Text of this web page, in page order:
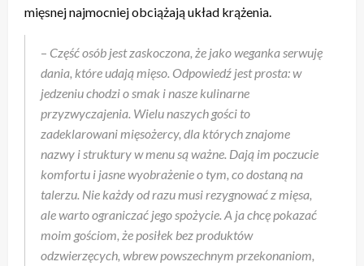
mięsnej najmocniej obciążają układ krążenia.
– Część osób jest zaskoczona, że jako weganka serwuję
dania, które udają mięso. Odpowiedź jest prosta: w
jedzeniu chodzi o smak i nasze kulinarne
przyzwyczajenia. Wielu naszych gości to
zadeklarowani mięsożercy, dla których znajome
nazwy i struktury w menu są ważne. Dają im poczucie
komfortu i jasne wyobrażenie o tym, co dostaną na
talerzu. Nie każdy od razu musi rezygnować z mięsa,
ale warto ograniczać jego spożycie. A ja chcę pokazać
moim gościom, że posiłek bez produktów
odzwierzęcych, wbrew powszechnym przekonaniom,